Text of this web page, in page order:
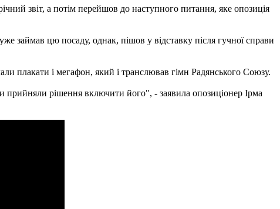
звіт, а потім перейшов до наступного питання, яке опозиція
займав цю посаду, однак, пішов у відставку після гучної справи
плакати і мегафон, який і транслював гімн Радянського Союзу.
прийняли рішення включити його", - заявила опозиціонер Ірма